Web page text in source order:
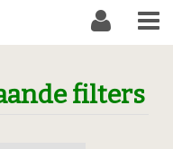
filters